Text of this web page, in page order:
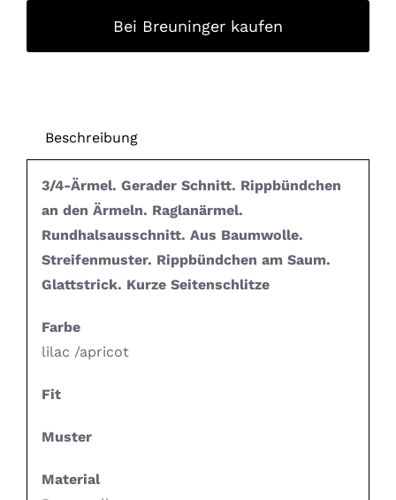
Bei Breuninger kaufen
Beschreibung
3/4-Ärmel. Gerader Schnitt. Rippbündchen
an den Ärmeln. Raglanärmel.
Rundhalsausschnitt. Aus Baumwolle.
Streifenmuster. Rippbündchen am Saum.
Glattstrick. Kurze Seitenschlitze
Farbe
lilac /apricot
Fit
Muster
Material